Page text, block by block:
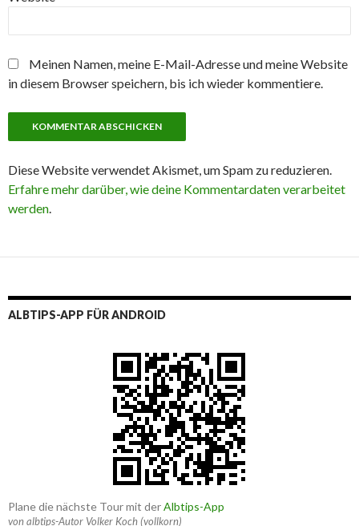
Meinen Namen, meine E-Mail-Adresse und meine Website
in diesem Browser speichern, bis ich wieder kommentiere.
Diese Website verwendet Akismet, um Spam zu reduzieren.
Erfahre mehr darüber, wie deine Kommentardaten verarbeitet
werden
ALBTIPS-APP FÜR ANDROID
Plane die nächste Tour mit derAlbtips-App
von albtips-Autor Volker Koch (vollkorn)